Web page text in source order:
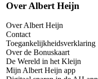
Over Albert Heijn
Over Albert Heijn
Contact
Toegankelijkheidsverklaring
Over de Bonuskaart
De Wereld in het Kleijn
Mijn Albert Heijn app